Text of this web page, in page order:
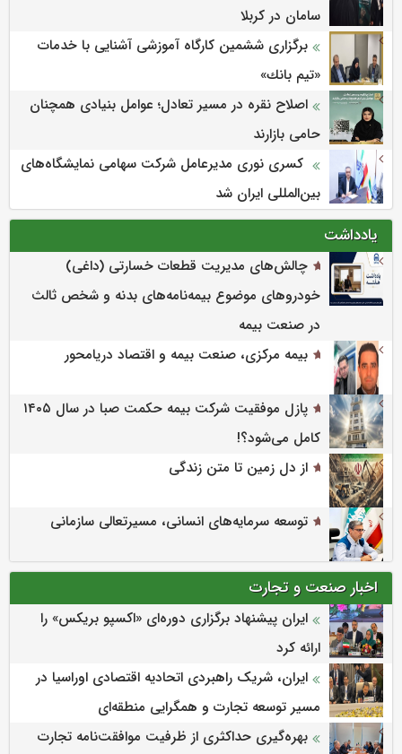
سامان در کربلا
برگزاری ششمین كارگاه آموزشی آشنایی با خدمات
«تیم بانك»
اصلاح نقره در مسیر تعادل؛ عوامل بنیادی همچنان
حامی بازارند
کسری نوری مدیرعامل شرکت سهامی نمایشگاه‌های
بین‌المللی ایران شد
یادداشت
چالش‌های مدیریت قطعات خسارتی (داغی)
خودروهای موضوع بیمه‌نامه‌های بدنه و شخص ثالث
در صنعت بیمه
بیمه مرکزی، صنعت بیمه و اقتصاد دریامحور
پازل موفقیت شرکت بیمه حکمت صبا در سال ۱۴۰۵
کامل می‌شود؟!
از دل زمین تا متن زندگی
توسعه سرمایه‌های انسانی، مسیرتعالی سازمانی
اخبار صنعت و تجارت
ایران پیشنهاد برگزاری دوره‌ای «اکسپو بریکس» را
ارائه کرد
ایران، شریک راهبردی اتحادیه اقتصادی اوراسیا در
مسیر توسعه تجارت و همگرایی منطقه‌ای
بهره‌گیری حداکثری از ظرفیت موافقت‌نامه تجارت